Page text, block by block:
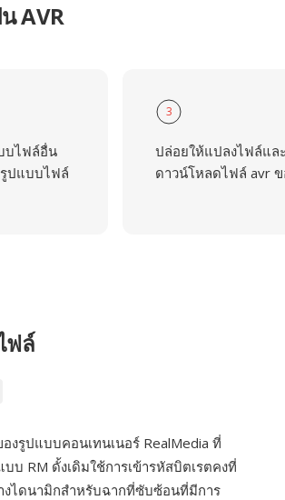
AVR
บไฟล์อื่น
ปแบบไฟล์
3
ปล่อยให้แปลงไฟล์แล
ดาวน์โหลดไฟล์ avr
ฟล์
งรูปแบบคอนเทนเนอร์ RealMedia ที่
บ RM ดั้งเดิมใช้การเข้ารหัสบิตเรตคงที่
ไดนามิกสำหรับฉากที่ซับซ้อนที่มีการ